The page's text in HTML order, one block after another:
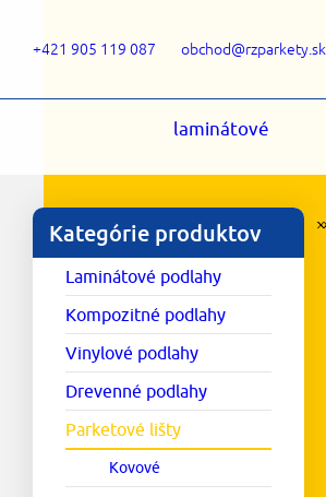
+421 905 119 087 obchod@rzparkety.sk
laminátové
Kategórie produktov
Laminátové podlahy
Kompozitné podlahy
Vinylové podlahy
Drevenné podlahy
Parketové lišty
Kovové